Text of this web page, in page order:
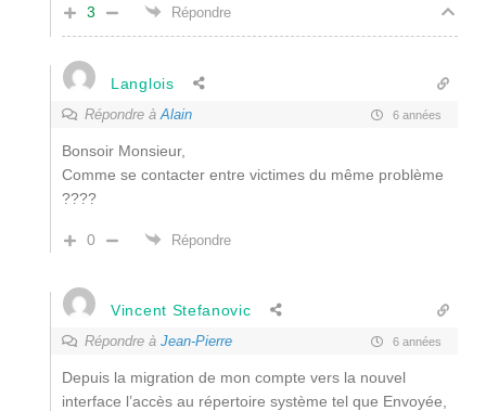
3 Répondre
Langlois
Répondre àAlain 6 années
Bonsoir Monsieur,
Comme se contacter entre victimes du même problème
????
0 Répondre
Vincent Stefanovic
Répondre à Jean-Pierre 6 années
Depuis la migration de mon compte vers la nouvel
interface l’accès au répertoire système tel que Envoyée,